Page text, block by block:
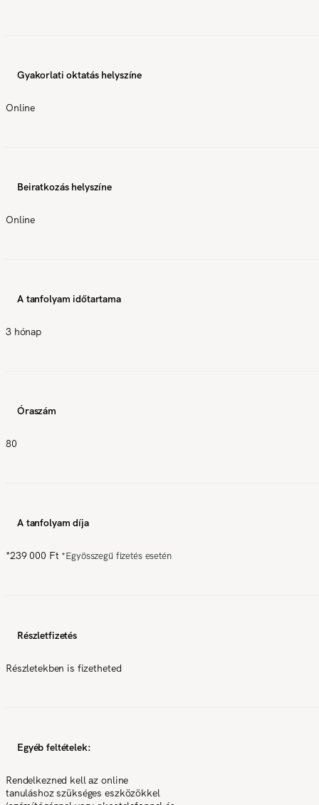
Gyakorlati oktatás helyszíne
Online
Beiratkozás helyszíne
Online
A tanfolyam időtartama
3 hónap
Óraszám
80
A tanfolyam díja
*239 000 Ft *Egyösszegű fizetés esetén
Részletfizetés
Részletekben is fizetheted
Egyéb feltételek:
Rendelkezned kell az online
tanuláshoz szükséges eszközökkel